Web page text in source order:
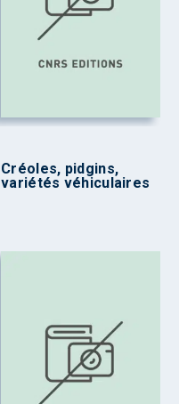
Créoles, pidgins,
variétés véhiculaires